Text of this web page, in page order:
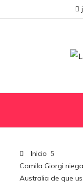
Inicio
Camila Giorgi
Australia de que